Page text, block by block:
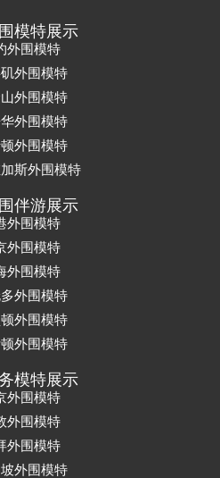
模特展示
外围模特
外围模特
山外围模特
外围模特
外围模特
斯外围模特
伴游展示
外围模特
外围模特
外围模特
外围模特
外围模特
外围模特
模特展示
外围模特
外围模特
外围模特
外围模特